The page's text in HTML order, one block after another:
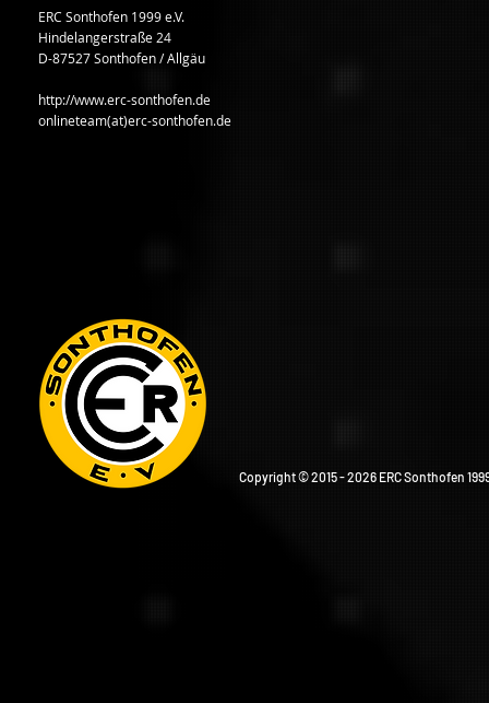
ERC Sonthofen 1999 e.V.
Hindelangerstraße 24
D-87527 Sonthofen / Allgäu
http://www.erc-sonthofen.de
onlineteam(at)erc-sonthofen.de
Copyright © 2015 - 2026 ERC Sonthofen